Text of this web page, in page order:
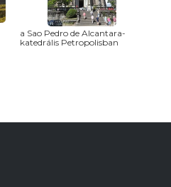
a Sao Pedro de Alcantara-
katedrális Petropolisban